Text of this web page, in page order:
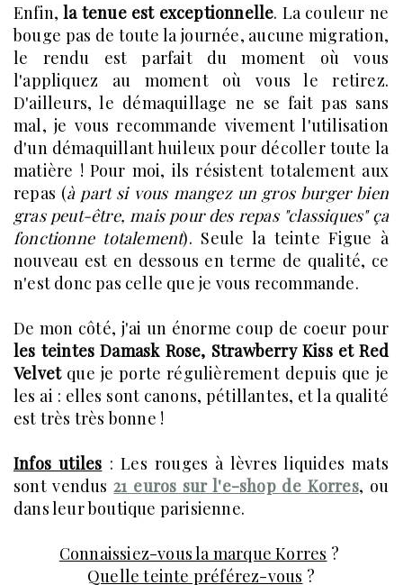
Enfin,la tenue est exceptionnelle. La couleur ne
bouge pas de toute la journée, aucune migration,
le rendu est parfait du moment où vous
l'appliquez au moment où vous le retirez.
D'ailleurs, le démaquillage ne se fait pas sans
mal, je vous recommande vivement l'utilisation
d'un démaquillant huileux pour décoller toute la
matière ! Pour moi, ils résistent totalement aux
repas (à part si vous mangez un gros burger bien
gras peut-être, mais pour des repas "classiques" ça
fonctionne totalement). Seule la teinte Figue à
nouveau est en dessous en terme de qualité, ce
n'est donc pas celle que je vous recommande.
De mon côté, j'ai un énorme coup de coeur pour
les teintes Damask Rose, Strawberry Kiss et Red
Velvetque je porte régulièrement depuis que je
les ai : elles sont canons, pétillantes, et la qualité
est très très bonne !
Infos utiles : Les rouges à lèvres liquides mats
sont vendus21 euros sur l'e-shop de Korres, ou
dans leur boutique parisienne.
Connaissiez-vous la marque Korres ?
Quelle teinte préférez-vous ?